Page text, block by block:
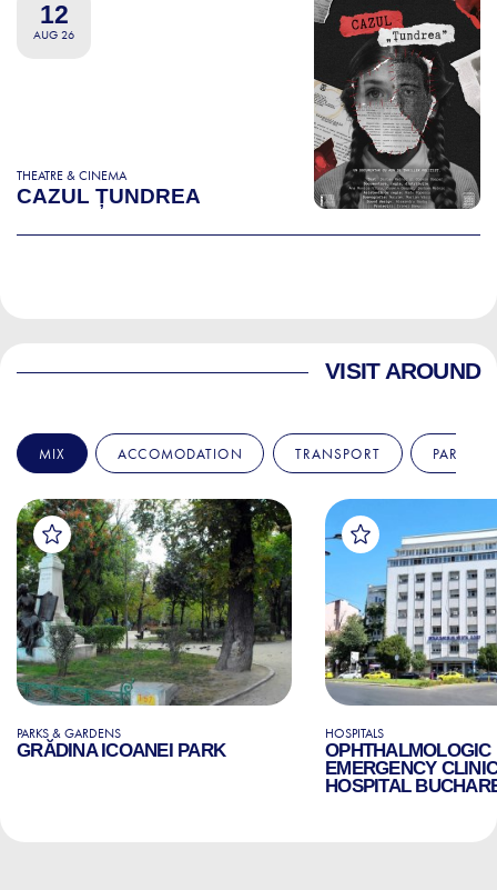
12
AUG 26
THEATRE & CINEMA
CAZUL ȚUNDREA
VISIT AROUND
MIX ACCOMODATION TRANSPORT PARKS
PARKS & GARDENS
GRĂDINA ICOANEI PARK
HOSPITALS
OPHTHALMOLOGIC
EMERGENCY
HOSPITAL